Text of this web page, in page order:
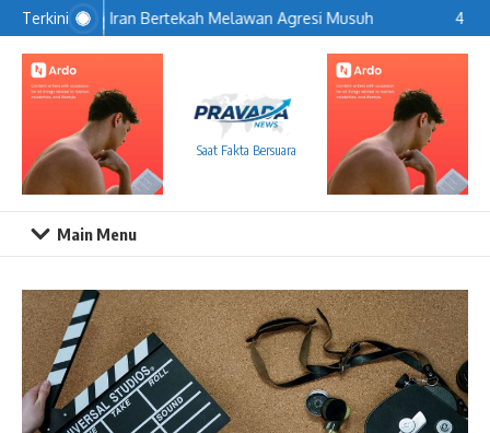
Terkini Iran Bertekah Melawan Agresi Musuh 4
Saat Fakta Bersuara
Main Menu